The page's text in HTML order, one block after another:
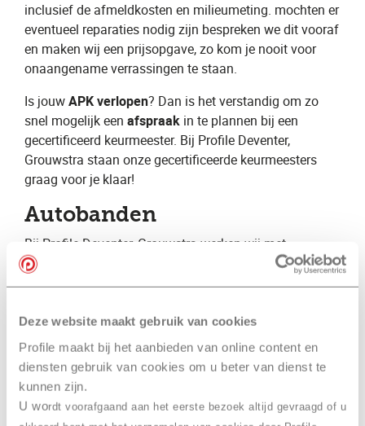
Deze website maakt gebruik van cookies
Profile maakt bij het aanbieden van online content en
diensten gebruik van cookies om u beter van dienst te
kunnen zijn.
U wordt voorafgaand aan het eerste bezoek altijd gevraagd of u
inclusief de afmeldkosten en milieumeting. mochten er
eventueel reparaties nodig zijn bespreken we dit vooraf
en maken wij een prijsopgave, zo kom je nooit voor
onaangename verrassingen te staan.
Is jouw ​APK verlopen? Dan is het verstandig om zo
snel mogelijk een ​ afspraak ​ in te plannen bij een
gecertificeerd keurmeester. Bij Profile Deventer,
Grouwstra staan onze gecertificeerde keurmeesters
graag voor je klaar!
Autobanden
Bij Profile Deventer, Grouwstra ​werken wij met
monteurs met jarenlange ervaring. Hierdoor beschikken
wij over specialistische kennis op vele verschillende
autoservice aanbieden voor zowel de particuliere als de
zakelijke automobilist. Daarnaast zijn wij
gespecialiseerd op het gebied van autobanden en
geven wij graag advies over bijvoorbeeld ​zomerbanden​
, ​winterbanden​ en ​ vierseizoenenbanden​.